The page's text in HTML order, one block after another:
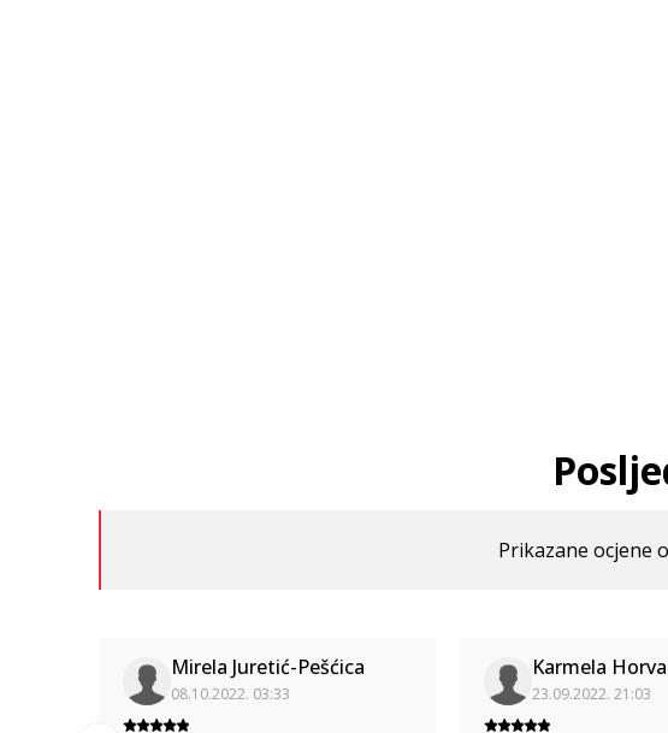
Prikazane ocjene
Mirela Juretić-Pešćica
08.10.2022. 03:33
Karmela
23.09.2022. 21:03